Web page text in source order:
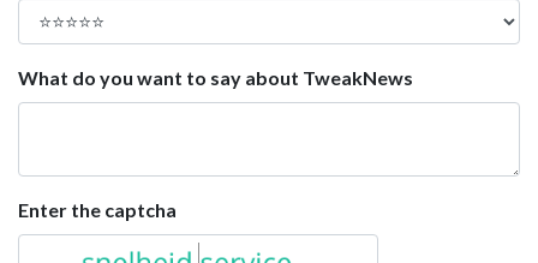
What do you want to say about TweakNews
Enter the captcha